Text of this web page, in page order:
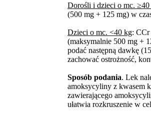
Dorośli i dzieci o mc.
(500 mg + 125 mg) w
Dzieci o mc. <40 kg: CCr
(maksymalnie 500 mg +
podać następną dawkę
zachować ostrożność,
Sposób podania. Lek
amoksycyliny z kwasem
zawierającego
ułatwia rozkruszenie w